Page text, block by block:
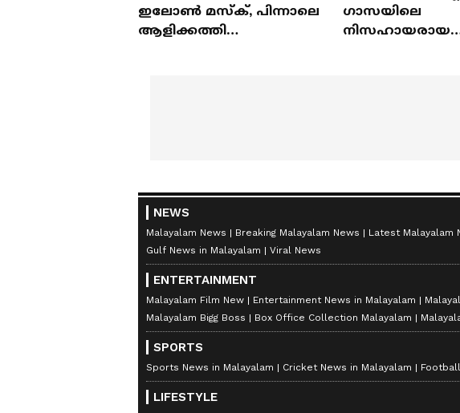
ഇലോൺ മസ്ക്, പിന്നാലെ
ആളിക്കത്തി
ഗാസയിലെ
നിസഹായരായ
NEWS
Malayalam News Breaking Malayalam News Latest Malayalam
Gulf News in Malayalam
Viral News
ENTERTAINMENT
Malayalam Film New Entertainment News in Malayalam
Malayalam Bigg Boss
Box Office Collection Malayalam
SPORTS
Sports News in Malayalam Cricket News in Malayalam
LIFESTYLE